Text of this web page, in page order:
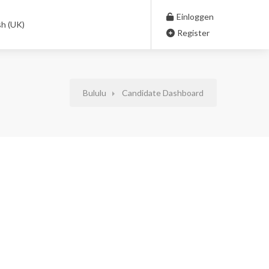
(UK)
Einloggen
Register
Bululu Candidate Dashboard